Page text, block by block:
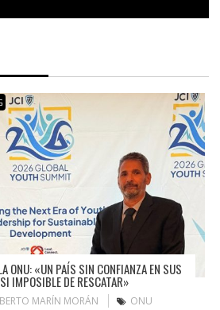
ONU: «UN PAÍS SIN CONFIANZA EN SUS
IMPOSIBLE DE RESCATAR»
MARÍN MORÁN ONU